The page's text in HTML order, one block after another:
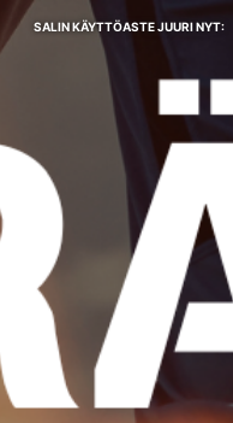
SALIN KÄYTTÖASTE JUURI NYT: